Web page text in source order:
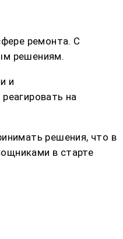
ремонта. С
решениям.
и
на
решения, что в
в старте